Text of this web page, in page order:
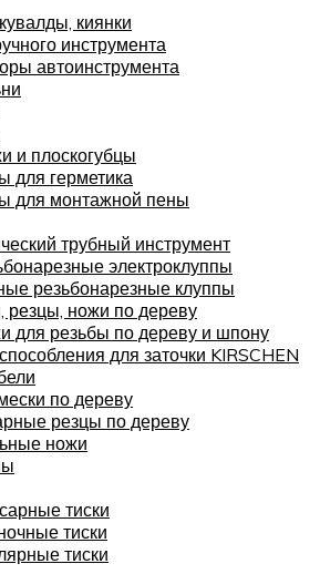
киянки
инструмента
автоинструмента
и плоскогубцы
для герметика
для монтажной пены
трубный инструмент
электроклуппы
резьбонарезные клуппы
резцы, ножи по дереву
для резьбы по дереву и шпону
для заточки KIRSCHEN
по дереву
резцы по дереву
ножи
тиски
тиски
тиски